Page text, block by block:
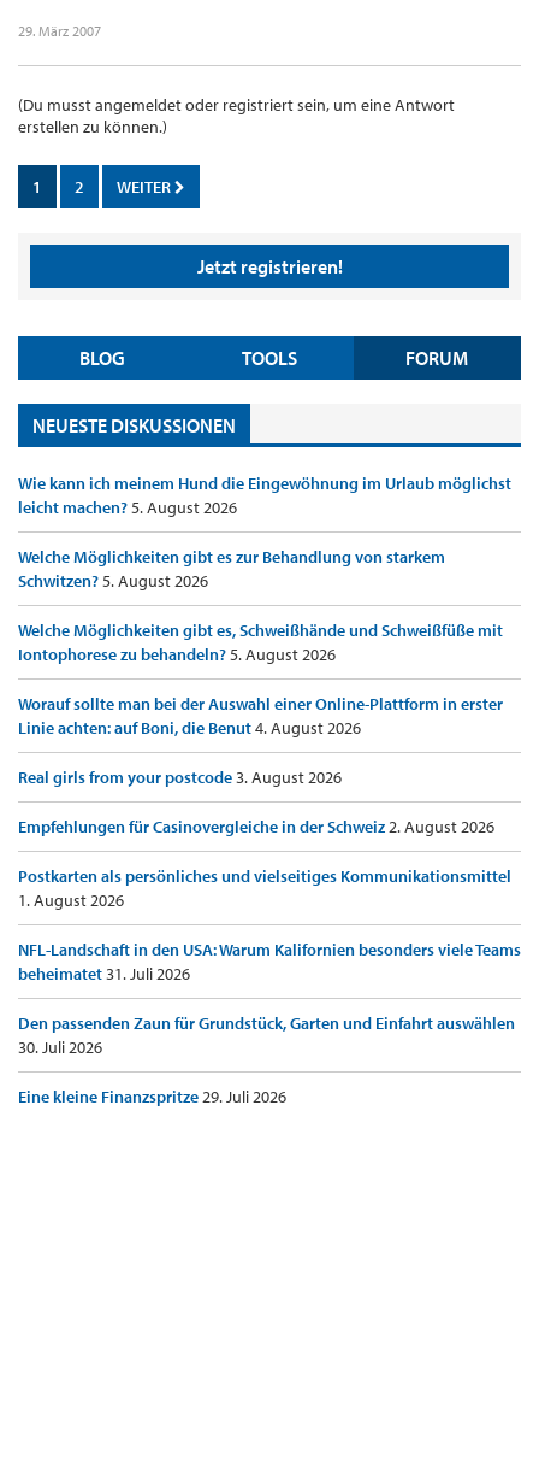
29. März 2007
(Du musst angemeldet oder registriert sein, um eine Antwort
erstellen zu können.)
1 2 WEITER
Jetzt registrieren!
BLOG TOOLS FORUM
NEUESTE DISKUSSIONEN
Wie kann ich meinem Hund die Eingewöhnung im Urlaub möglichst
leicht machen?5. August 2026
Welche Möglichkeiten gibt es zur Behandlung von starkem
Schwitzen?5. August 2026
Welche Möglichkeiten gibt es, Schweißhände und Schweißfüße mit
Iontophorese zu behandeln?5. August 2026
Worauf sollte man bei der Auswahl einer Online-Plattform in erster
Linie achten: auf Boni, die Benut4. August 2026
Real girls from your postcode3. August 2026
Empfehlungen für Casinovergleiche in der Schweiz2. August 2026
Postkarten als persönliches und vielseitiges Kommunikationsmittel
1. August 2026
NFL-Landschaft in den USA: Warum Kalifornien besonders viele Teams
beheimatet31. Juli 2026
Den passenden Zaun für Grundstück, Garten und Einfahrt auswählen
30. Juli 2026
Eine kleine Finanzspritze29. Juli 2026